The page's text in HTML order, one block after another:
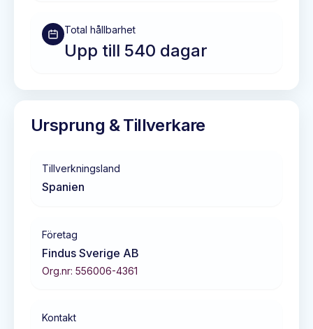
Total hållbarhet
Upp till 540 dagar
Ursprung & Tillverkare
Tillverkningsland
Spanien
Företag
Findus Sverige AB
Org.nr: 556006-4361
Kontakt